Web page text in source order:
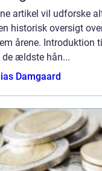
artikel vil udforske
historisk oversigt
årene. Introduktion
de ældste hån...
Damgaard